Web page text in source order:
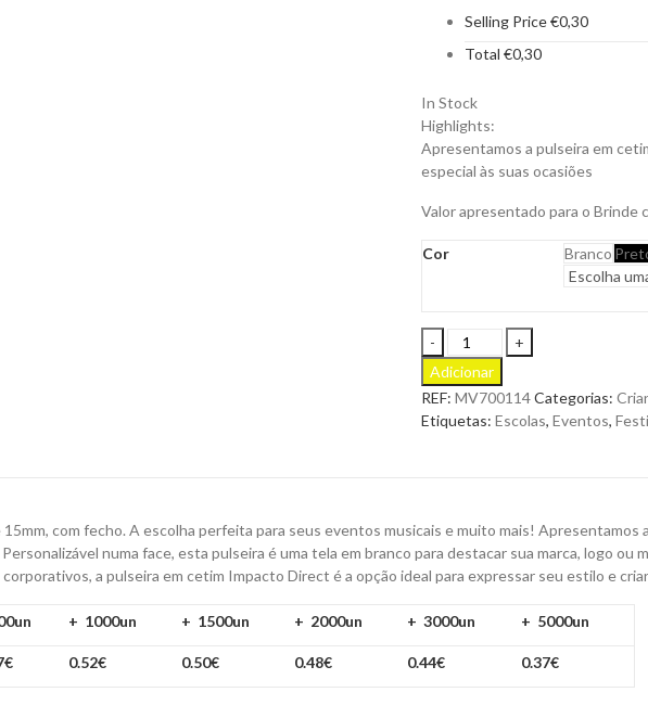
Selling Price€0,30
Total €0,30
In Stock
Highlights:
Apresentamos a pulseira em
especial às suas ocasiões
Valor apresentado para o Brinde
Cor Branco
Pulseira
Festlock
em
Cetim
com
Adicionar
REF: MV700114Categorias:
Etiquetas: Escolas, Eventos,
com fecho. A escolha perfeita para seus eventos musicais e muito mais! Apresentamos
numa face, esta pulseira é uma tela em branco para destacar sua marca, logo
a pulseira em cetim Impacto Direct é a opção ideal para expressar seu estilo e
+ 1000un + 1500un + 2000un + 3000un + 5000un
0.52€ 0.50€ 0.48€ 0.44€
0.37€